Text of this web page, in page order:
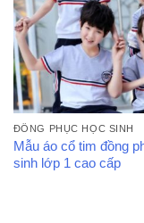
ĐỒNG PHỤC HỌC SINH
Mẫu áo cổ tim đồng
sinh lớp 1 cao cấp